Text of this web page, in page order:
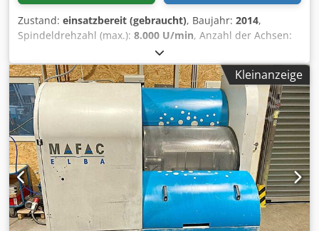
Zustand: einsatzbereit (gebraucht), Baujahr: 2014,
Spindeldrehzahl (max.): 8.000 U/min, Anzahl der Achsen:
, Diese 9-achsige TRAUB TNL 32 Schweizer Drehmaschine
wurde im Jahr 2014 hergestellt. Sie verfügt über eine TX8i-
s-Steuerung mit einem 64-Bit-RISC-CNC/SPS-Prozessor,
einem TFT-Farbdisplay und einem elektronischen
Handrad. Die Hauptspindel unterstützt eine 32-mm-
Bohrung, und die Maschine verfügt über eine
Gegenspindel mit einer C-Achse. Sie verfügt über einen
oberen Werkzeugrevolver mit Doppelantrieb und einen
unteren Revolver mit neun Werkzeughaltern. Erwägen Sie
die Möglichkeit, diese TRAUB TNL 32 Schweizer
Drehmaschine zu kaufen. Kontaktieren Sie uns für weitere
Informationen. • Steuerung: TRAUB TX8i-s CNC/SPS mit 64-
Kleinanzeige